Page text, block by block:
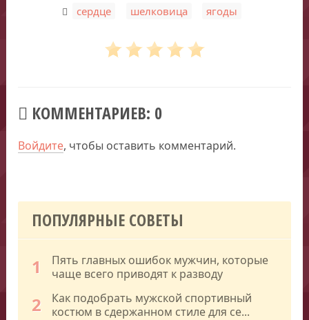
сердце шелковица ягоды
КОММЕНТАРИЕВ: 0
Войдите, чтобы оставить комментарий.
ПОПУЛЯРНЫЕ СОВЕТЫ
1
Пять главных ошибок мужчин, которые
чаще всего приводят к разводу
2
Как подобрать мужской спортивный
костюм в сдержанном стиле для се...